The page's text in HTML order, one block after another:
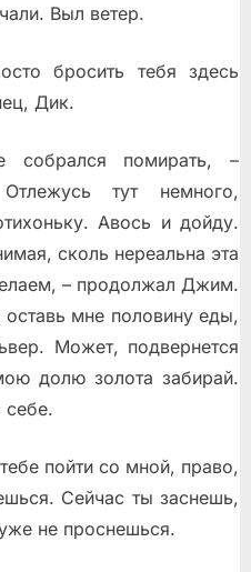
Выл ветер.
бросить тебя здесь
Дик.
помирать, –
тут немного,
Авось и дойду.
сколь нереальна эта
– продолжал Джим.
мне половину еды,
Может, подвернется
долю золота забирай.
себе.
пойти со мной, право,
Сейчас ты заснешь,
не проснешься.